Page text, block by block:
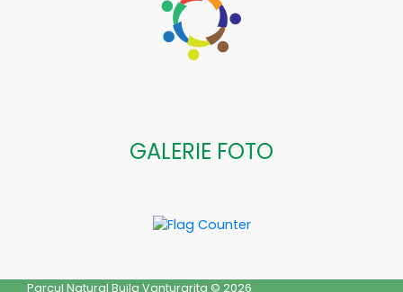
GALERIE FOTO
Parcul Natural Buila Vanturarita © 2026